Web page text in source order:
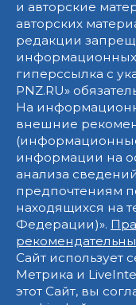
и авторские
авторских
редакции
информационных
гиперссылка с
PNZ.RU»
На
внешние
информации на
анализа
предпочтениям
находящихся на
Федерации)».
Сайт использует
Метрика и
этот Сайт, вы